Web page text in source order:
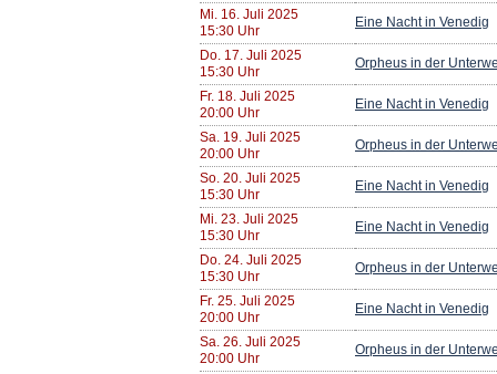
Mi. 16. Juli 2025
15:30 Uhr
Eine Nacht in Venedig
Do. 17. Juli 2025
15:30 Uhr
Orpheus in der
Fr. 18. Juli 2025
20:00 Uhr
Eine Nacht in Venedig
Sa. 19. Juli 2025
20:00 Uhr
Orpheus in der
So. 20. Juli 2025
15:30 Uhr
Eine Nacht in Venedig
Mi. 23. Juli 2025
15:30 Uhr
Eine Nacht in Venedig
Do. 24. Juli 2025
15:30 Uhr
Orpheus in der
Fr. 25. Juli 2025
20:00 Uhr
Eine Nacht in Venedig
Sa. 26. Juli 2025
20:00 Uhr
Orpheus in der